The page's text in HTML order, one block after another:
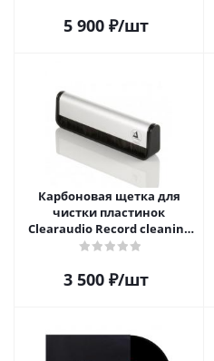
5 900₽/шт
Карбоновая щетка для
чистки пластинок
Clearaudio Record cleaning
brush
3 500₽/шт